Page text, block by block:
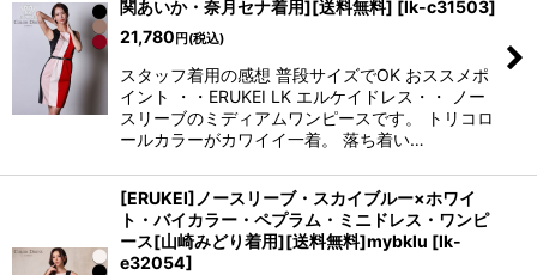
関あいか・奈月セナ着用][送料無料] [lk-c31503]
21,780 円 (税込)
スタッフ着用の感想 普段サイズでOK おススメポ
イント ・・ERUKEI LK エルケイドレス・・ ノー
スリーブのミディアムワンピースです。 トリコロ
ールカラーがカワイイ一着。 落ち着い…
[ERUKEI]ノースリーブ・スカイブルー×ホワイ
ト・バイカラー・ペプラム・ミニドレス・ワンピ
ース[山崎みどり着用][送料無料]mybklu [lk-
e32054]